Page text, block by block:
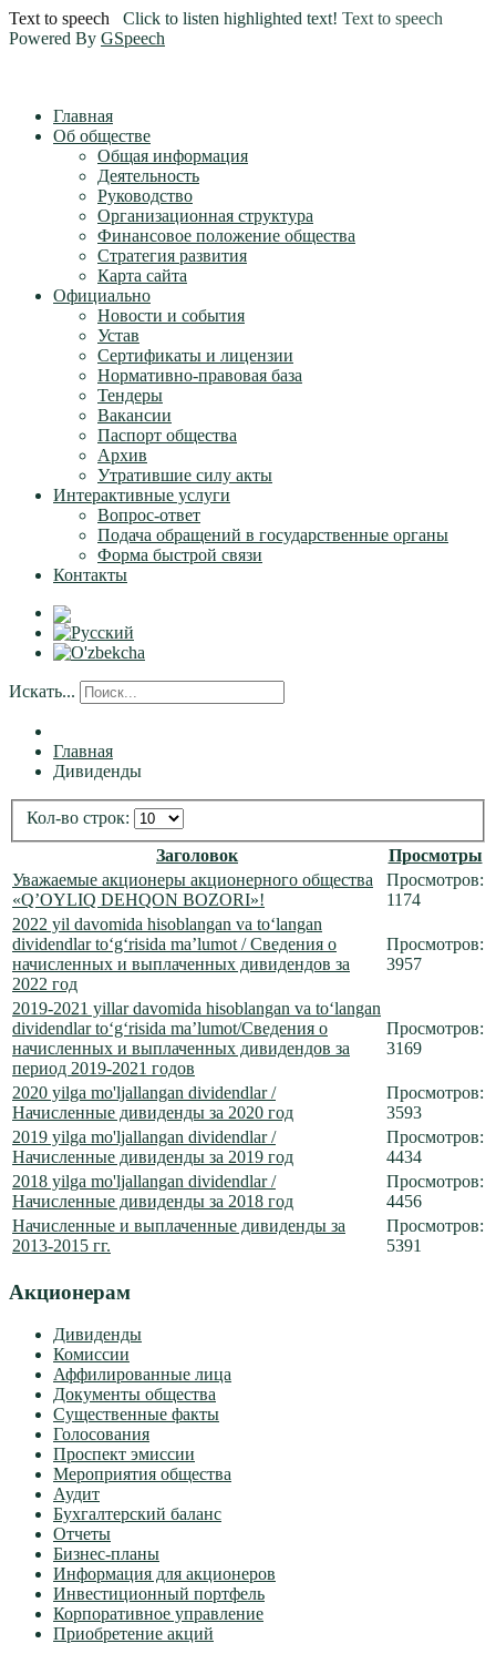
Text to speech Click to listen highlighted text! Text to speech
Powered By GSpeech
Главная
Об обществе
Общая информация
Деятельность
Руководство
Организационная структура
Финансовое положение общества
Стратегия развития
Карта сайта
Официально
Новости и события
Устав
Сертификаты и лицензии
Нормативно-правовая база
Тендеры
Вакансии
Паспорт общества
Архив
Утратившие силу акты
Интерактивные услуги
Вопрос-ответ
Подача обращений в государственные органы
Форма быстрой связи
Контакты
Искать...
Главная
Дивиденды
Кол-во строк:
Заголовок
Просмотры
Уважаемые акционеры акционерного общества
«Q’OYLIQ DEHQON BOZORI»!
Просмотров:
1174
2022 yil davomida hisoblangan va to‘langan
dividendlar to‘g‘risida ma’lumot / Сведения о
начисленных и выплаченных дивидендов за
2022 год
Просмотров:
3957
2019-2021 yillar davomida hisoblangan va to‘langan
dividendlar to‘g‘risida ma’lumot/Сведения о
начисленных и выплаченных дивидендов за
период 2019-2021 годов
Просмотров:
3169
2020 yilga mo'ljallangan dividendlar /
Начисленные дивиденды за 2020 год
Просмотров:
3593
2019 yilga mo'ljallangan dividendlar /
Начисленные дивиденды за 2019 год
Просмотров:
4434
2018 yilga mo'ljallangan dividendlar /
Начисленные дивиденды за 2018 год
Просмотров:
4456
Начисленные и выплаченные дивиденды за
2013-2015 гг.
Просмотров:
5391
Акционерам
Дивиденды
Комиссии
Аффилированные лица
Документы общества
Существенные факты
Голосования
Проспект эмиссии
Мероприятия общества
Аудит
Бухгалтерский баланс
Отчеты
Бизнес-планы
Информация для акционеров
Инвестиционный портфель
Корпоративное управление
Приобретение акций